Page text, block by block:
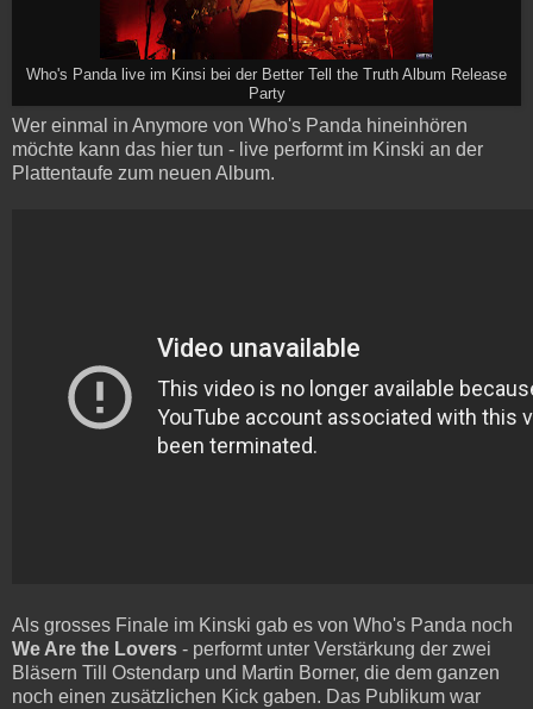
Who's Panda live im Kinsi bei der Better Tell the Truth Album Release
Party
Wer einmal in Anymore von Who's Panda hineinhören
möchte kann das hier tun - live performt im Kinski an der
Plattentaufe zum neuen Album.
Als grosses Finale im Kinski gab es von Who's Panda noch
We Are the Lovers - performt unter Verstärkung der zwei
Bläsern Till Ostendarp und Martin Borner, die dem ganzen
noch einen zusätzlichen Kick gaben. Das Publikum war